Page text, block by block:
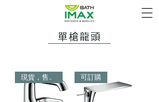
單槍龍頭
現貨，售完為止 可訂購